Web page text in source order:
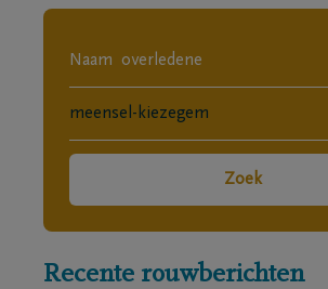
Zoek
Recente rouwberichten